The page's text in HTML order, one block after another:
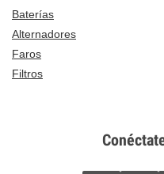
Baterías
Alternadores
Faros
Filtros